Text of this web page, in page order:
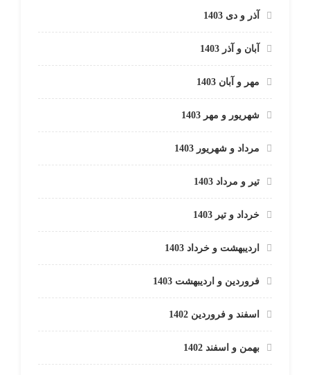
آذر و دی 1403
آبان و آذر 1403
مهر و آبان 1403
شهریور و مهر 1403
مرداد و شهریور 1403
تیر و مرداد 1403
خرداد و تیر 1403
اردیبهشت و خرداد 1403
فروردین و اردیبهشت 1403
اسفند و فروردین 1402
بهمن و اسفند 1402